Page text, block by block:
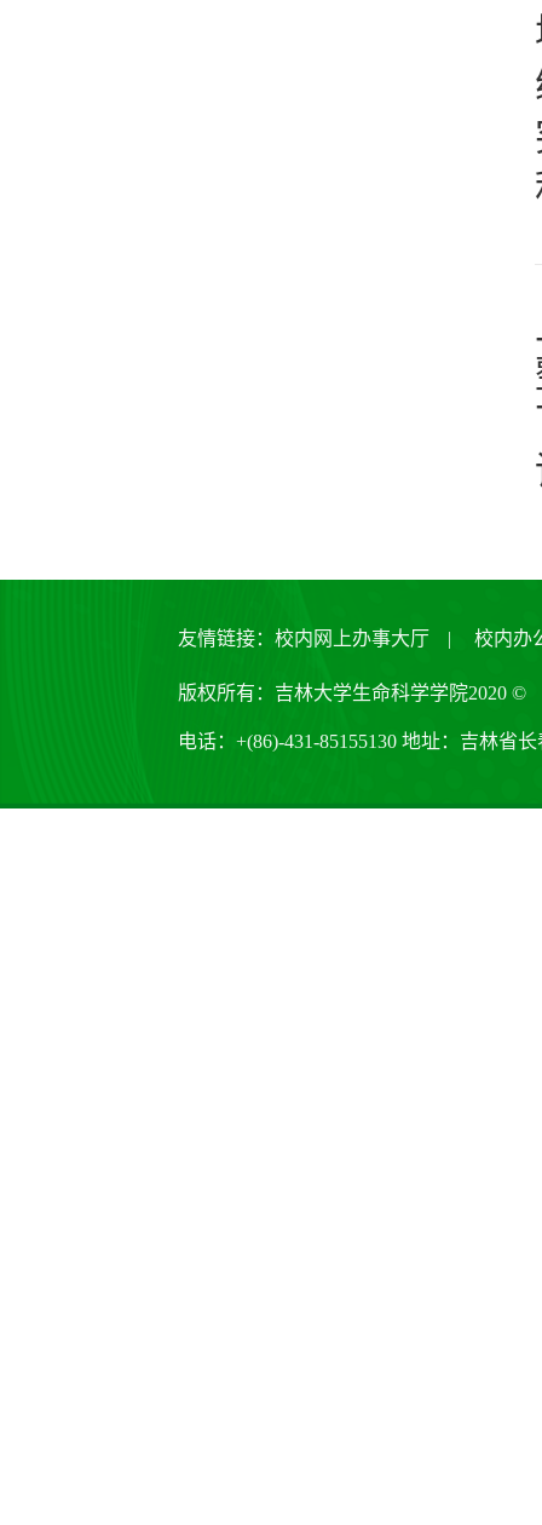
友情链接： 校内网上办事大厅 | 校内办
版权所有：吉林大学生命科学学院2020 ©
电话：+(86)-431-85155130 地址：吉林省